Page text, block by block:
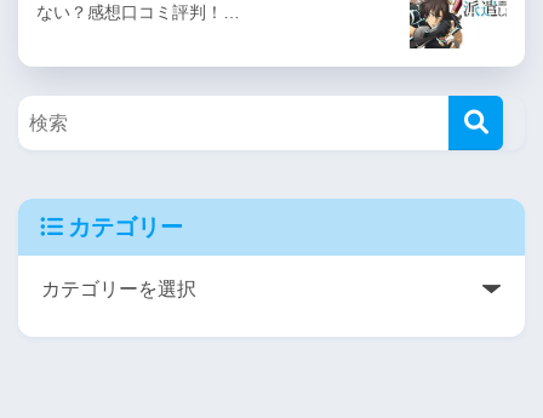
ない？感想口コミ評判！…
カテゴリー